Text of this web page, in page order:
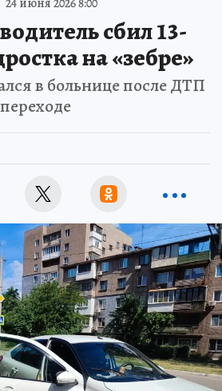
сбил 13-
на «зебре»
в больнице после ДТП